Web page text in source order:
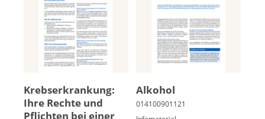
Krebs­er­kran­kung:
Ih­re Rech­te und
Pflich­ten bei ei­ner
Al­ko­hol